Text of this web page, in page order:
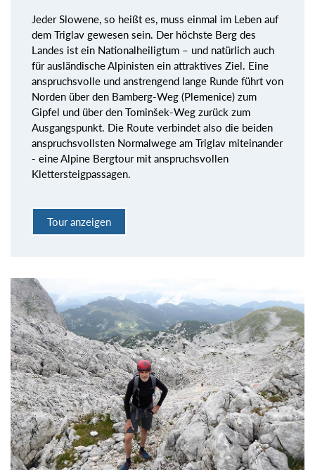
Jeder Slowene, so heißt es, muss einmal im Leben auf
dem Triglav gewesen sein. Der höchste Berg des
Landes ist ein Nationalheiligtum – und natürlich auch
für ausländische Alpinisten ein attraktives Ziel. Eine
anspruchsvolle und anstrengend lange Runde führt von
Norden über den Bamberg-Weg (Plemenice) zum
Gipfel und über den Tominšek-Weg zurück zum
Ausgangspunkt. Die Route verbindet also die beiden
anspruchsvollsten Normalwege am Triglav miteinander
- eine Alpine Bergtour mit anspruchsvollen
Klettersteigpassagen.
Tour anzeigen